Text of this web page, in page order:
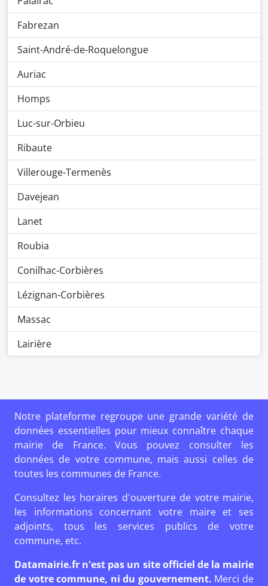
Fabrezan
Saint-André-de-Roquelongue
Auriac
Homps
Luc-sur-Orbieu
Ribaute
Villerouge-Termenès
Davejean
Lanet
Roubia
Conilhac-Corbières
Lézignan-Corbières
Massac
Lairière
Notre plateforme regroupe une grande variété de
données essentielles pour mieux connaître chaque
mairie de France. Vous pouvez consulter les
données de votre commune, mais aussi celles de
toutes les communes de France.
Consultez les horaires d'ouverture de votre mairie,
les informations concernant votre maire et ses
adjoints, tous les services publics de votre
commune, etc.
Datamairie.fr n'est pas un site officiel de la mairie
de votre commune, ni du gouvernement. Merci de